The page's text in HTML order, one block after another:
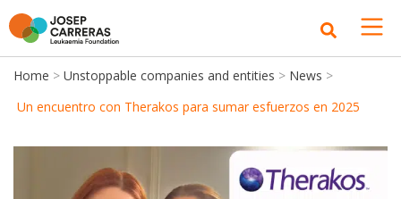
Home > Unstoppable companies and entities > News >
Un encuentro con Therakos para sumar esfuerzos en 2025